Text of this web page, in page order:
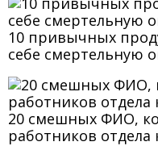
10 привычных
себе смертельную
20 смешных ФИО,
работников отдела